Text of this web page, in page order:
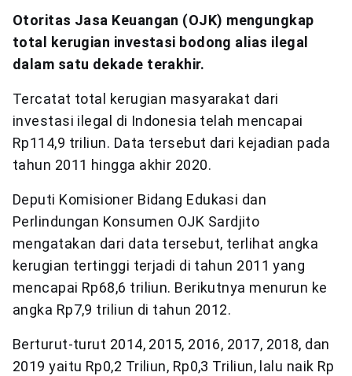
Otoritas Jasa Keuangan (OJK) mengungkap
total kerugian investasi bodong alias ilegal
dalam satu dekade terakhir.
Tercatat total kerugian masyarakat dari
investasi ilegal di Indonesia telah mencapai
Rp114,9 triliun. Data tersebut dari kejadian pada
tahun 2011 hingga akhir 2020.
Deputi Komisioner Bidang Edukasi dan
Perlindungan Konsumen OJK Sardjito
mengatakan dari data tersebut, terlihat angka
kerugian tertinggi terjadi di tahun 2011 yang
mencapai Rp68,6 triliun. Berikutnya menurun ke
angka Rp7,9 triliun di tahun 2012.
Berturut-turut 2014, 2015, 2016, 2017, 2018, dan
2019 yaitu Rp0,2 Triliun, Rp0,3 Triliun, lalu naik Rp